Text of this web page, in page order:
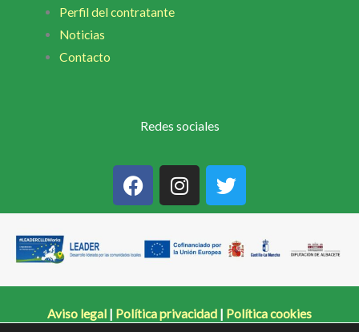
Perfil del contratante
Noticias
Contacto
Redes sociales
a
c
e
o
n
s
t
a
g
m
w
i
t
t
e
Aviso legal | Política privacidad | Política cookies